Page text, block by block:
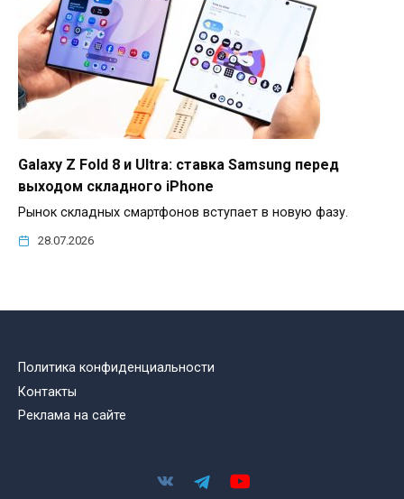
Galaxy Z Fold 8 и Ultra: ставка Samsung перед
выходом складного iPhone
Рынок складных смартфонов вступает в новую фазу.
28.07.2026
Политика конфиденциальности
Контакты
Реклама на сайте